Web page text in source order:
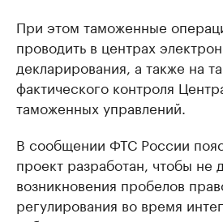
При этом таможенные
проводить в центрах
декларирования, а также на
фактического контроля
таможенных управлений.
В сообщении ФТС России
проект разработан, чтобы не
возникновения пробелов
регулирования во время